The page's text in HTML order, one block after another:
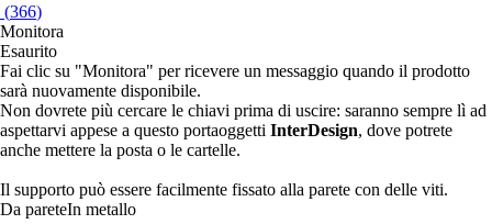
(366)
Monitora
Esaurito
Fai clic su "Monitora" per ricevere un messaggio quando il prodotto
sarà nuovamente disponibile.
Non dovrete più cercare le chiavi prima di uscire: saranno sempre lì ad
aspettarvi appese a questo portaoggetti InterDesign, dove potrete
anche mettere la posta o le cartelle.
Il supporto può essere facilmente fissato alla parete con delle viti.
Da pareteIn metallo